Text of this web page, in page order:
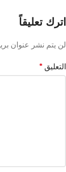
اترك تعليقاً
لن يتم نشر عنوان
التعليق *